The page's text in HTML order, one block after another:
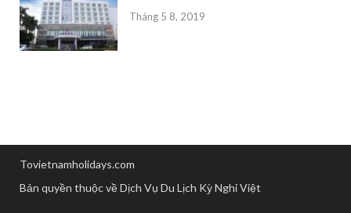
Tháng 5 8, 2019
Tovietnamholidays.com
Bản quyền thuộc về Dịch Vụ Du Lịch Kỳ Nghỉ Việt